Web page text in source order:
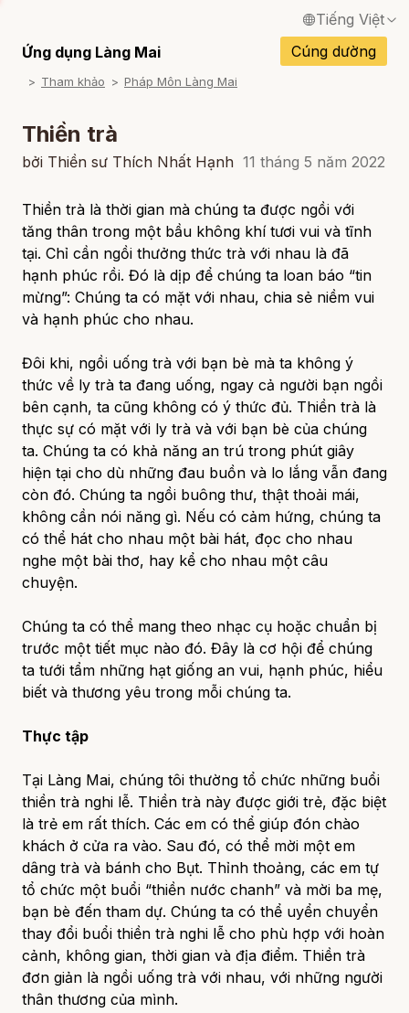
Tiếng Việt
English / Tiếng Anh
Français / Tiếng Pháp
Deutsch / Tiếng Đức
Português / Tiếng Bồ Đào Nha
ภาษาไทย / Tiếng Thái
Ứng dụng Làng Mai Cúng dường
Tham khảo Pháp Môn Làng Mai
Thiền trà
bởi Thiền sư Thích Nhất Hạnh 11 tháng 5 năm 2022
Thiền trà là thời gian mà chúng ta được ngồi với
tăng thân trong một bầu không khí tươi vui và tĩnh
tại. Chỉ cần ngồi thưởng thức trà với nhau là đã
hạnh phúc rồi. Đó là dịp để chúng ta loan báo “tin
mừng”: Chúng ta có mặt với nhau, chia sẻ niềm vui
và hạnh phúc cho nhau.
Đôi khi, ngồi uống trà với bạn bè mà ta không ý
thức về ly trà ta đang uống, ngay cả người bạn ngồi
bên cạnh, ta cũng không có ý thức đủ. Thiền trà là
thực sự có mặt với ly trà và với bạn bè của chúng
ta. Chúng ta có khả năng an trú trong phút giây
hiện tại cho dù những đau buồn và lo lắng vẫn đang
còn đó. Chúng ta ngồi buông thư, thật thoải mái,
không cần nói năng gì. Nếu có cảm hứng, chúng ta
có thể hát cho nhau một bài hát, đọc cho nhau
nghe một bài thơ, hay kể cho nhau một câu
chuyện.
Chúng ta có thể mang theo nhạc cụ hoặc chuẩn bị
trước một tiết mục nào đó. Đây là cơ hội để chúng
ta tưới tẩm những hạt giống an vui, hạnh phúc, hiểu
biết và thương yêu trong mỗi chúng ta.
Thực tập
Tại Làng Mai, chúng tôi thường tổ chức những buổi
thiền trà nghi lễ. Thiền trà này được giới trẻ, đặc biệt
là trẻ em rất thích. Các em có thể giúp đón chào
khách ở cửa ra vào. Sau đó, có thể mời một em
dâng trà và bánh cho Bụt. Thỉnh thoảng, các em tự
tổ chức một buổi “thiền nước chanh” và mời ba mẹ,
bạn bè đến tham dự. Chúng ta có thể uyển chuyển
thay đổi buổi thiền trà nghi lễ cho phù hợp với hoàn
cảnh, không gian, thời gian và địa điểm. Thiền trà
đơn giản là ngồi uống trà với nhau, với những người
thân thương của mình.